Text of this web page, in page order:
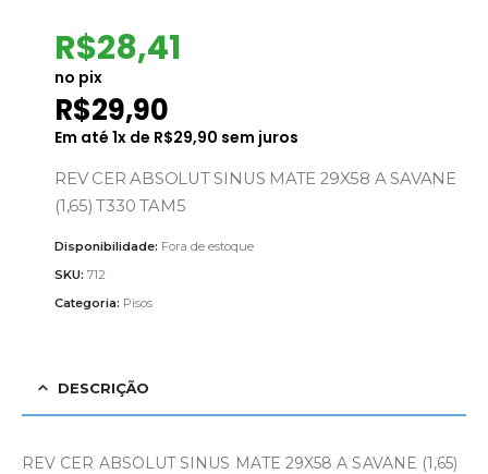
R$28,41
no pix
R$29,90
Em até 1x de R$29,90 sem juros
REV CER ABSOLUT SINUS MATE 29X58 A SAVANE
(1,65) T330 TAM5
Disponibilidade: Fora de estoque
SKU: 712
Categoria: Pisos
DESCRIÇÃO
REV CER ABSOLUT SINUS MATE 29X58 A SAVANE (1,65)